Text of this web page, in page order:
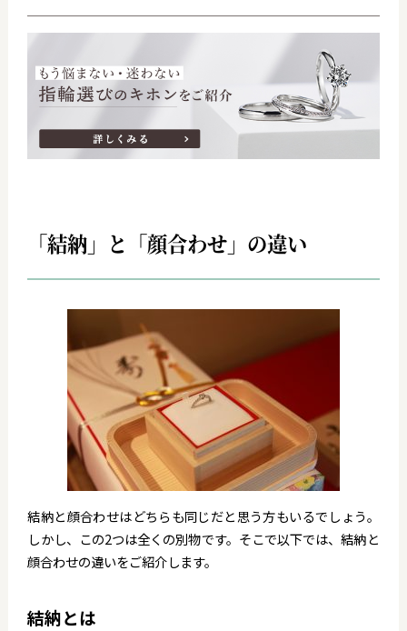
「結納」と「顔合わせ」の違い
結納と顔合わせはどちらも同じだと思う方もいるでしょう。
しかし、この2つは全くの別物です。そこで以下では、結納と
顔合わせの違いをご紹介します。
結納とは